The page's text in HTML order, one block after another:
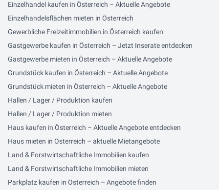
Einzelhandel kaufen in Österreich – Aktuelle Angebote
Einzelhandelsflächen mieten in Österreich
Gewerbliche Freizeitimmobilien in Österreich kaufen
Gastgewerbe kaufen in Österreich – Jetzt Inserate entdecken
Gastgewerbe mieten in Österreich – Aktuelle Angebote
Grundstück kaufen in Österreich – Aktuelle Angebote
Grundstück mieten in Österreich – Aktuelle Angebote
Hallen / Lager / Produktion kaufen
Hallen / Lager / Produktion mieten
Haus kaufen in Österreich – Aktuelle Angebote entdecken
Haus mieten in Österreich – aktuelle Mietangebote
Land & Forstwirtschaftliche Immobilien kaufen
Land & Forstwirtschaftliche Immobilien mieten
Parkplatz kaufen in Österreich – Angebote finden